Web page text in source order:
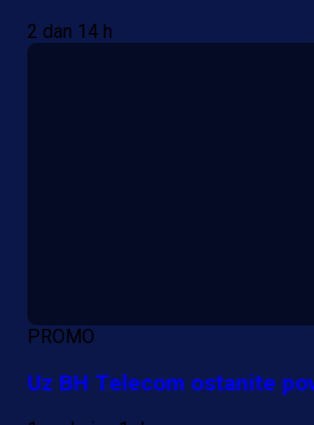
2 dan 14 h
PROMO
Uz BH Telecom ostanite